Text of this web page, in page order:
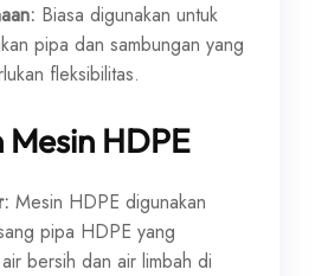
Biasa digunakan untuk
pipa dan sambungan yang
fleksibilitas.
HDPE
Mesin HDPE digunakan
pipa HDPE yang
bersih dan air limbah di